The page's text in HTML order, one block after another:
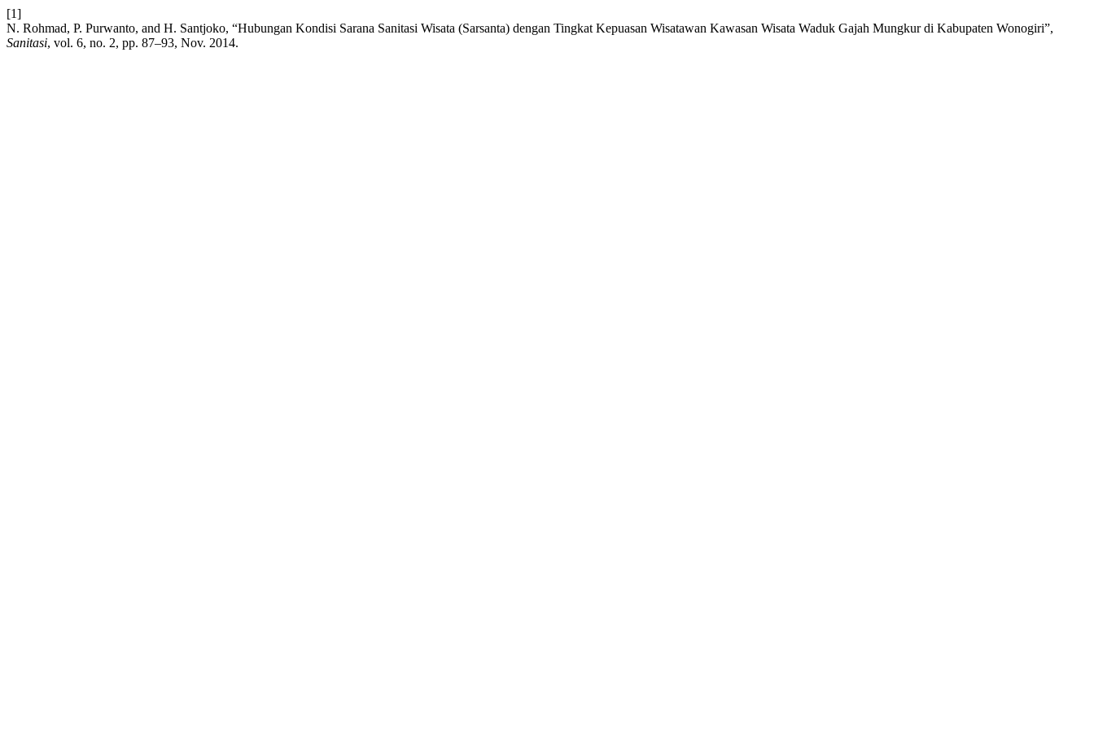
[1]
N. Rohmad, P. Purwanto, and H. Santjoko, “Hubungan Kondisi Sarana Sanitasi Wisata (Sarsanta) dengan Tingkat Kepuasan Wisatawan Kawasan Wisata Waduk Gajah Mungkur di Kabupaten Wonogiri”,
Sanitasi, vol. 6, no. 2, pp. 87–93, Nov. 2014.